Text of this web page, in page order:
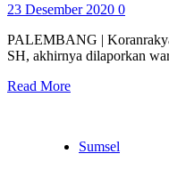
23 Desember 2020 0
PALEMBANG |
SH, akhirnya dilaporkan
Read More
Sumsel